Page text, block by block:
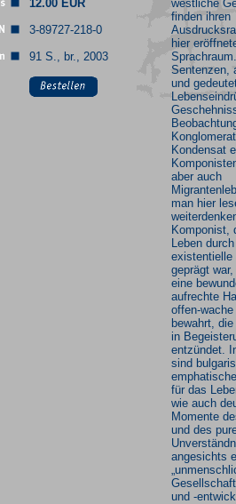
12.00 EUR
3-89727-218-0
91 S., br., 2003
westliche
finden ihren
hier
Sentenzen,
und
Kondensat
aber auch
man hier
Komponist,
Leben
existentielle
geprägt
eine
aufrechte
offen-wache
bewahrt,
in
entzündet.
sind
für das
wie auch
Momente
und des
angesichts
und -